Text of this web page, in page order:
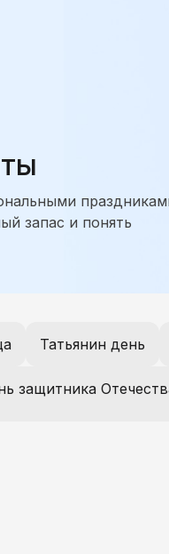
запас и понять
Татьянин день
защитника